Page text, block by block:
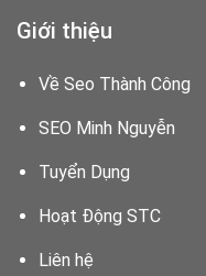
Giới thiệu
Về Seo Thành Công
SEO Minh Nguyễn
Tuyển Dụng
Hoạt Động STC
Liên hệ